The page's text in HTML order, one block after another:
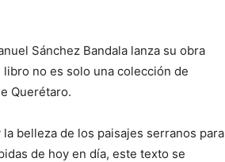
Sánchez Bandala lanza su obra
libro no es solo una colección de
Querétaro.
belleza de los paisajes serranos para
de hoy en día, este texto se